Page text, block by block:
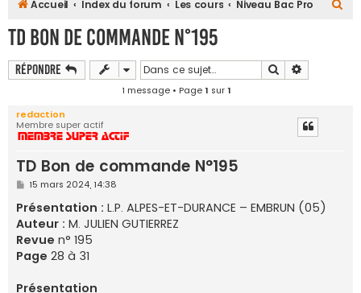
Accueil Index du forum Les cours Niveau Bac Pro
TD Bon de commande N°195
Répondre Rechercher
1 message • Page1 sur1
redaction
Membre super actif
TD Bon de commande N°195
M
s
s
a
g
e
15 mars 2024, 14:38
Présentation : L.P. ALPES-ET-DURANCE – EMBRUN (05)
Auteur : M. JULIEN GUTIERREZ
Revue n° 195
Page 28 à 31
Présentation